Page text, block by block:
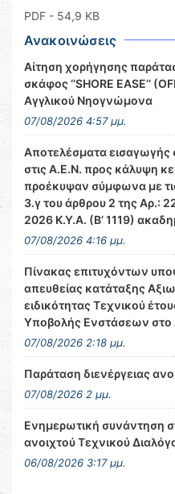
PDF - 54,9 KB
Ανακοινώσεις
Αίτηση χορήγησης
σκάφος ‘’SHORE EASE’’
Αγγλικού Νηογνώμονα
07/08/2026 4:57 μμ.
Αποτελέσματα
στις Α.Ε.Ν. προς κάλυψη
προέκυψαν σύμφωνα με
3.γ του άρθρου 2 της Αρ.:
2026 Κ.Υ.Α. (Β’ 1119)
07/08/2026 4:16 μμ.
Πίνακας επιτυχόντων
απευθείας κατάταξης
ειδικότητας Τεχνικού
Υποβολής Ενστάσεων στο
07/08/2026 2:18 μμ.
Παράταση διενέργειας
07/08/2026 2 μμ.
Ενημερωτική συνάντηση
ανοιχτού Τεχνικού
06/08/2026 3:17 μμ.